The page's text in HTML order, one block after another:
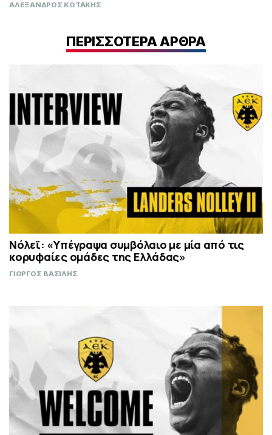
ΑΛΕΞΑΝΔΡΟΣ ΚΩΤΑΚΗΣ
ΠΕΡΙΣΣΟΤΕΡΑ ΑΡΘΡΑ
Νόλεϊ: «Υπέγραψα συμβόλαιο με μία από τις
κορυφαίες ομάδες της Ελλάδας»
ΓΙΩΡΓΟΣ ΒΑΣΙΛΗΣ